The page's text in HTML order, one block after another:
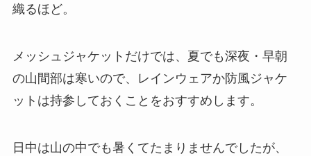
織るほど。
メッシュジャケットだけでは、夏でも深夜・早朝
の山間部は寒いので、レインウェアか防風ジャケ
ットは持参しておくことをおすすめします。
日中は山の中でも暑くてたまりませんでしたが、